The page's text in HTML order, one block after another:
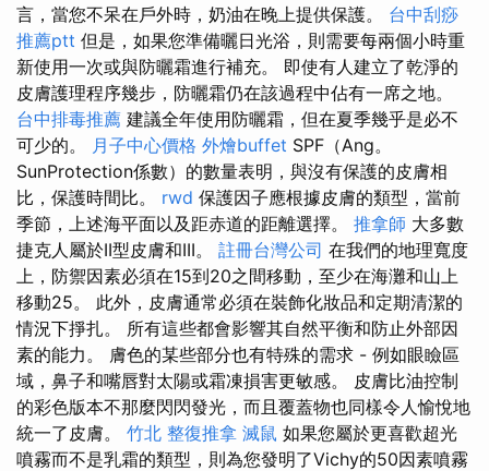
言，當您不呆在戶外時，奶油在晚上提供保護。 台中刮痧
推薦ptt 但是，如果您準備曬日光浴，則需要每兩個小時重
新使用一次或與防曬霜進行補充。 即使有人建立了乾淨的
皮膚護理程序幾步，防曬霜仍在該過程中佔有一席之地。
台中排毒推薦 建議全年使用防曬霜，但在夏季幾乎是必不
可少的。 月子中心價格 外燴buffet SPF（Ang。
SunProtection係數）的數量表明，與沒有保護的皮膚相
比，保護時間比。 rwd 保護因子應根據皮膚的類型，當前
季節，上述海平面以及距赤道的距離選擇。 推拿師 大多數
捷克人屬於II型皮膚和III。 註冊台灣公司 在我們的地理寬度
上，防禦因素必須在15到20之間移動，至少在海灘和山上
移動25。 此外，皮膚通常必須在裝飾化妝品和定期清潔的
情況下掙扎。 所有這些都會影響其自然平衡和防止外部因
素的能力。 膚色的某些部分也有特殊的需求 - 例如眼瞼區
域，鼻子和嘴唇對太陽或霜凍損害更敏感。 皮膚比油控制
的彩色版本不那麼閃閃發光，而且覆蓋物也同樣令人愉悅地
統一了皮膚。 竹北 整復推拿 滅鼠 如果您屬於更喜歡超光
噴霧而不是乳霜的類型，則為您發明了Vichy的50因素噴霧